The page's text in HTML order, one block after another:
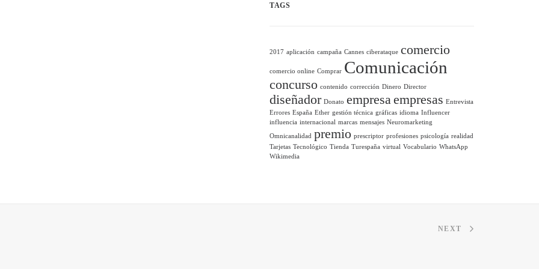
TAGS
2017 aplicación campaña Cannes ciberataque comercio
comercio online Comprar Comunicación
concurso contenido corrección Dinero Director
diseñador Donato empresaempresas Entrevista
Errores España Ether gestión técnica gráficas idioma Influencer
influencia internacional marcas mensajes Neuromarketing
Omnicanalidad premio prescriptor profesiones psicología realidad
Tarjetas Tecnológico Tienda Turespaña virtual Vocabulario WhatsApp
Wikimedia
NEXT